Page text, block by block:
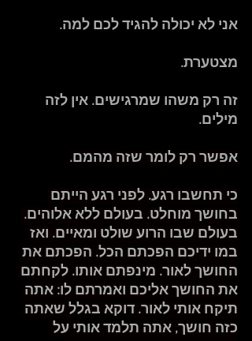
אני לא יכולה להגיד לכם למה.
מצטערת.
זה רק משהו שמרגישים. אין לזה
מילים.
אפשר רק לומר שזה מהמם.
כי תחשבו רגע. לפני רגע הייתם
בחושך מוחלט. בעולם ללא אלוהים.
בעולם שבו הרוע שולט ומאיים. ואז
במו ידיכם הפכתם הכל. הפכתם את
החושך לאור. מינפתם אותו. לקחתם
את החושך אליכם ואמרתם לו: אתה
תיקח אותי לאור. דוקא בגלל שאתה
כזה חושך, אתה תלמד אותי על